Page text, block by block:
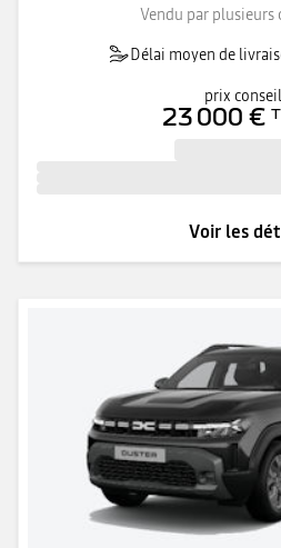
Vendu par plusieurs
Délai moyen de
prix
23 000 €
Voir les